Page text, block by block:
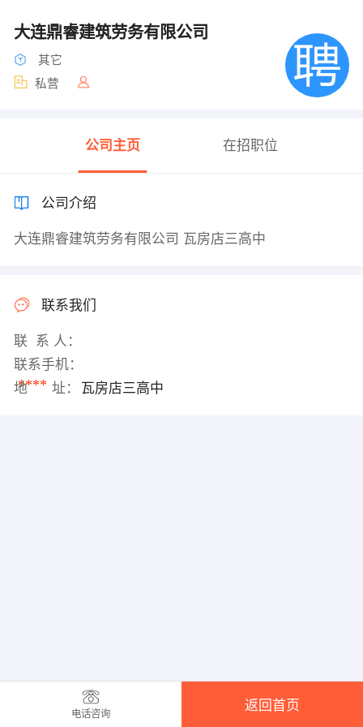
大连鼎睿建筑劳务有限公司
其它
私营
公司主页 在招职位
公司介绍
大连鼎睿建筑劳务有限公司 瓦房店三高中
联系我们
联 系 人：
联系手机：
****
地 址： 瓦房店三高中
电话咨询
返回首页